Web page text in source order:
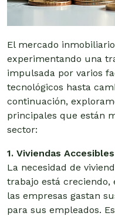
El mercado
experimentando una
impulsada por varios
tecnológicos hasta
continuación,
principales que están
sector:
1. Viviendas
La necesidad de
trabajo está creciendo,
las empresas gastan
para sus empleados.